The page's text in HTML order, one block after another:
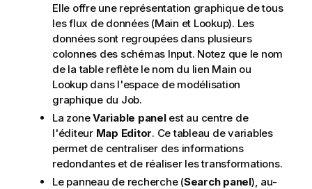
Elle offre une représentation graphique de tous
les flux de données (Main et Lookup). Les
données sont regroupées dans plusieurs
colonnes des schémas Input. Notez que le nom
de la table reflète le nom du lien Main ou
Lookup dans l'espace de modélisation
graphique du Job.
La zoneVariable panelest au centre de
l'éditeur Map Editor. Ce tableau de variables
permet de centraliser des informations
redondantes et de réaliser les transformations.
Le panneau de recherche (Search panel), au-